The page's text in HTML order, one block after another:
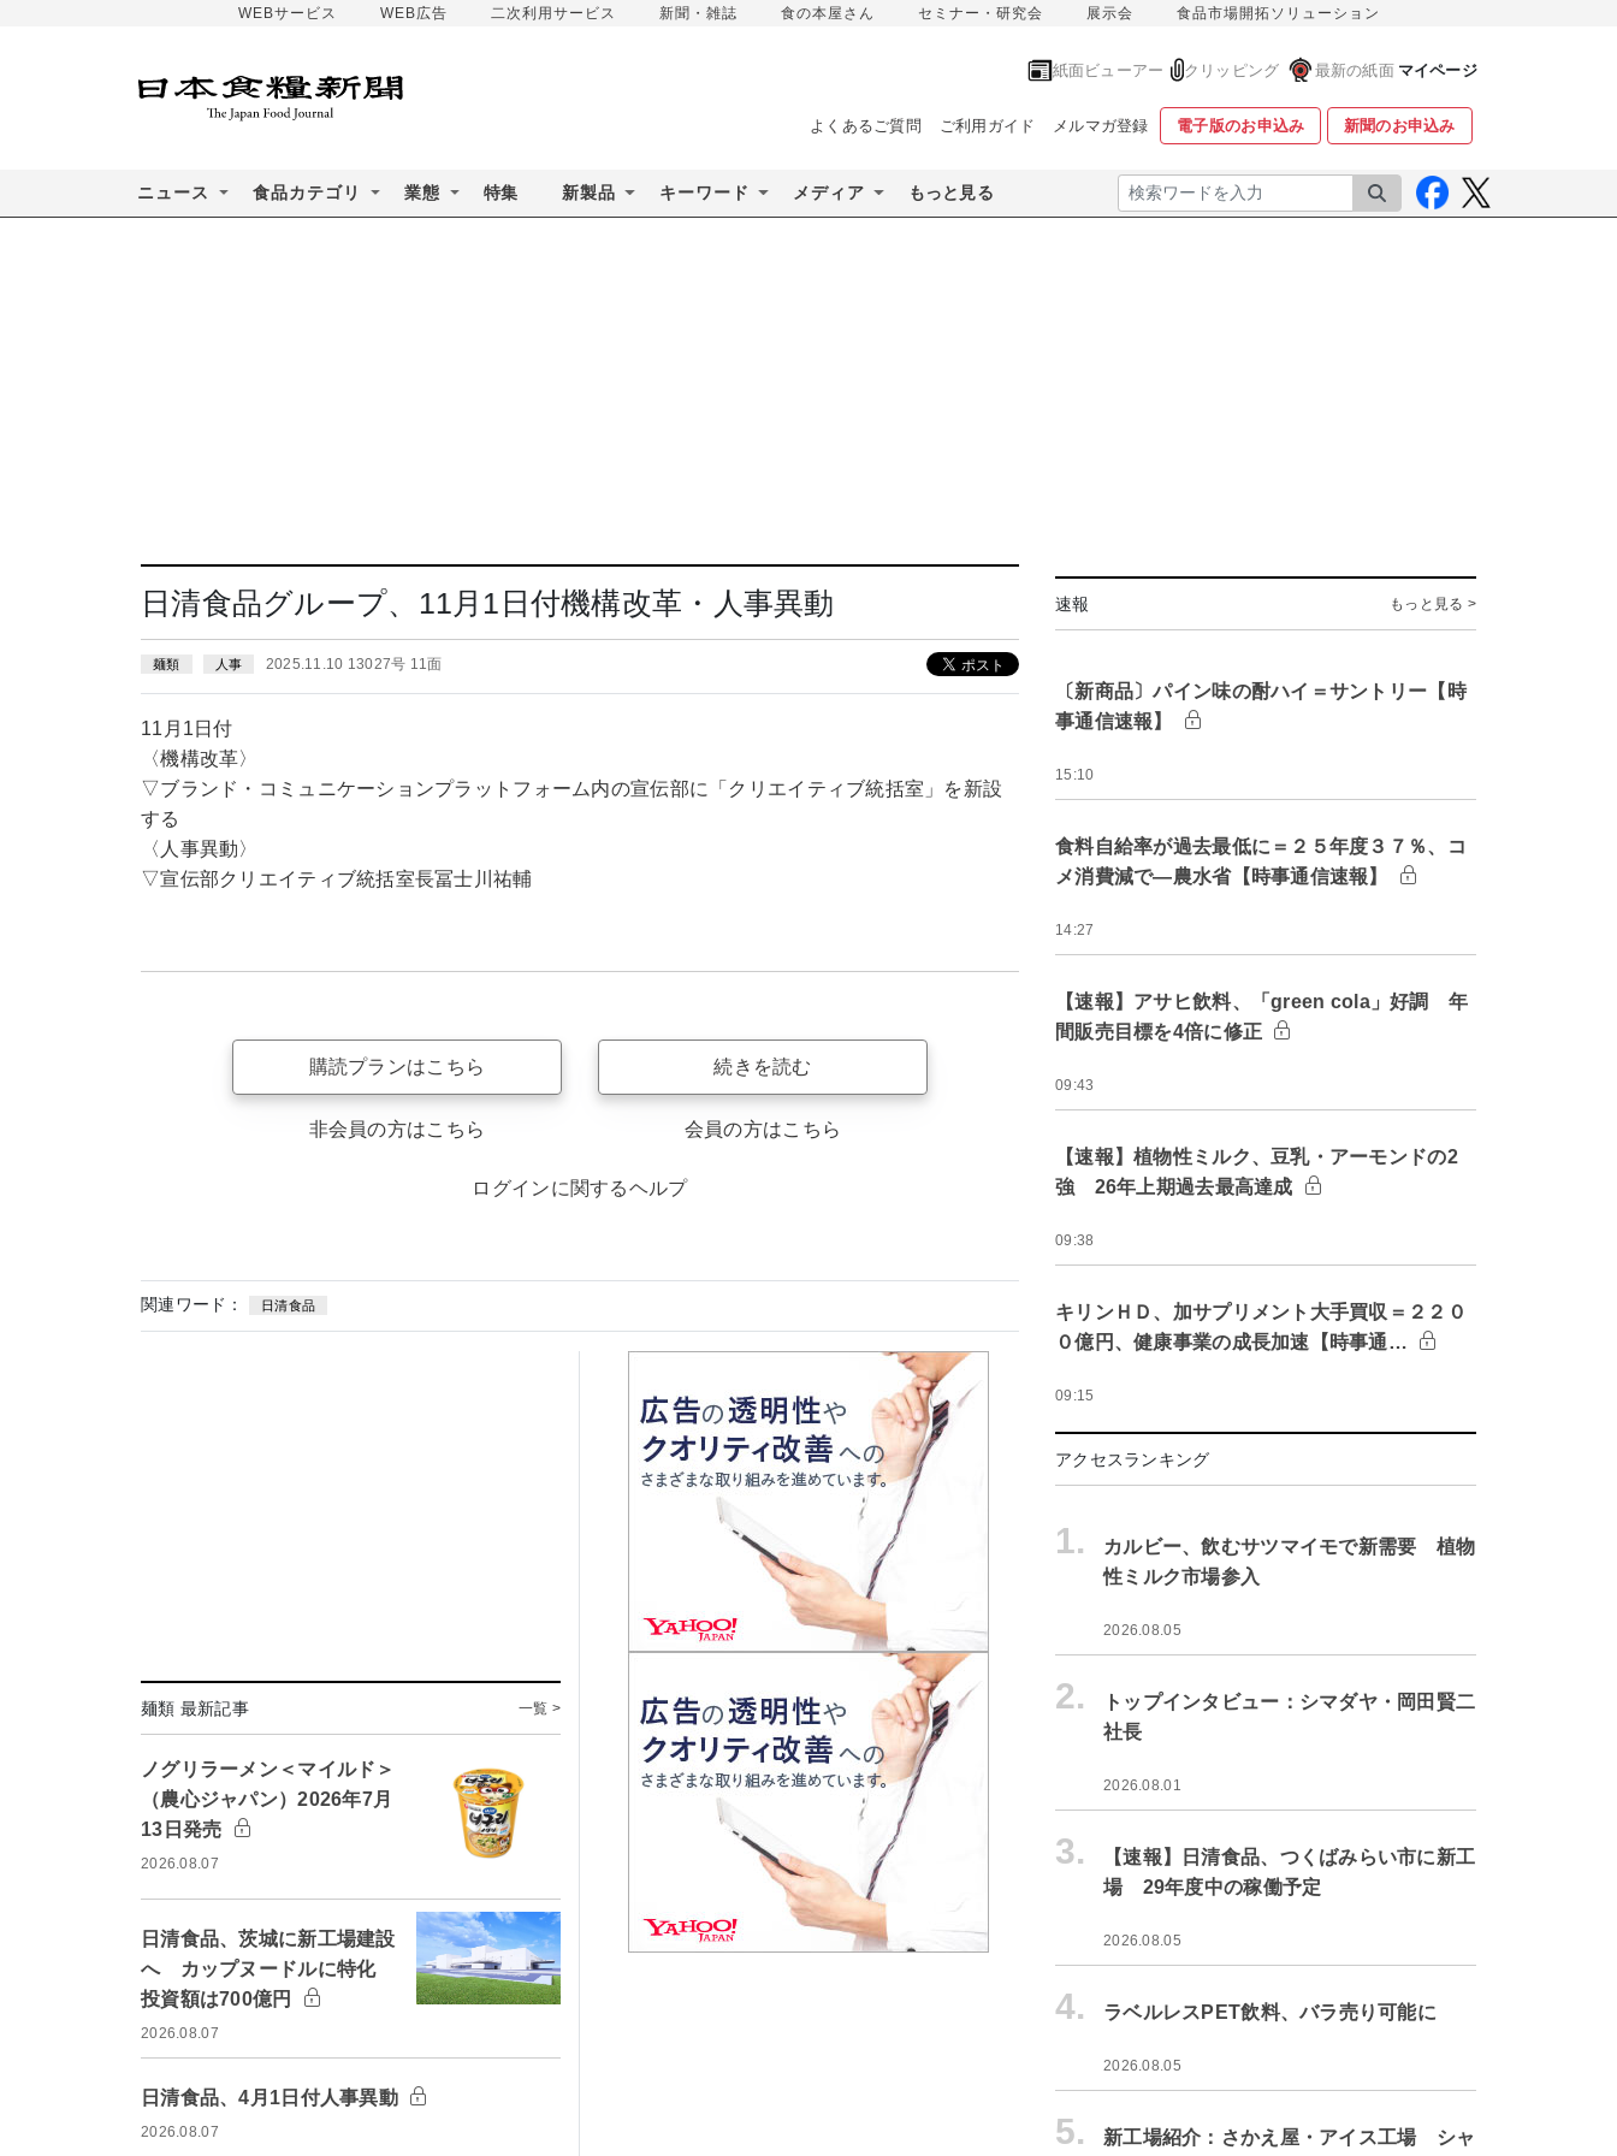
WEBサービス WEB広告 二次利用サービス 新聞・雑誌 食の本屋さん セミナー・研究会 展示会 食品市場開拓ソリューション
紙面ビューアー クリッピング 最新の紙面 マイページ
よくあるご質問 ご利用ガイド メルマガ登録 電子版のお申込み 新聞のお申込み
ニュース 食品カテゴリ 業態 特集 新製品 キーワード メディア もっと見る 検索
日清食品グループ、11月1日付機構改革・人事異動
麺類 人事 2025.11.10 13027号 11面
11月1日付
〈機構改革〉
▽ブランド・コミュニケーションプラットフォーム内の宣伝部に「クリエイティブ統括室」を新設
する
〈人事異動〉
▽宣伝部クリエイティブ統括室長冨士川祐輔
購読プランはこちら
非会員の方はこちら
続きを読む
会員の方はこちら
ログインに関するヘルプ
関連ワード： 日清食品
麺類 最新記事 一覧 >
ノグリラーメン＜マイルド＞
（農心ジャパン）2026年7月
13日発売
2026.08.07
日清食品、茨城に新工場建設
へ カップヌードルに特化
投資額は700億円
2026.08.07
日清食品、4月1日付人事異動
2026.08.07
速報 もっと見る >
〔新商品〕パイン味の酎ハイ＝サントリー【時
事通信速報】
15:10
食料自給率が過去最低に＝２５年度３７％、コ
メ消費減で―農水省【時事通信速報】
14:27
【速報】アサヒ飲料、「green cola」好調 年
間販売目標を4倍に修正
09:43
【速報】植物性ミルク、豆乳・アーモンドの2
強 26年上期過去最高達成
09:38
キリンＨＤ、加サプリメント大手買収＝２２０
０億円、健康事業の成長加速【時事通…
09:15
アクセスランキング
1.
カルビー、飲むサツマイモで新需要 植物
性ミルク市場参入
2026.08.05
2.
トップインタビュー：シマダヤ・岡田賢二
社長
2026.08.01
3.
【速報】日清食品、つくばみらい市に新工
場 29年度中の稼働予定
2026.08.05
4. ラベルレスPET飲料、バラ売り可能に
2026.08.05
5. 新工場紹介：さかえ屋・アイス工場 シャ